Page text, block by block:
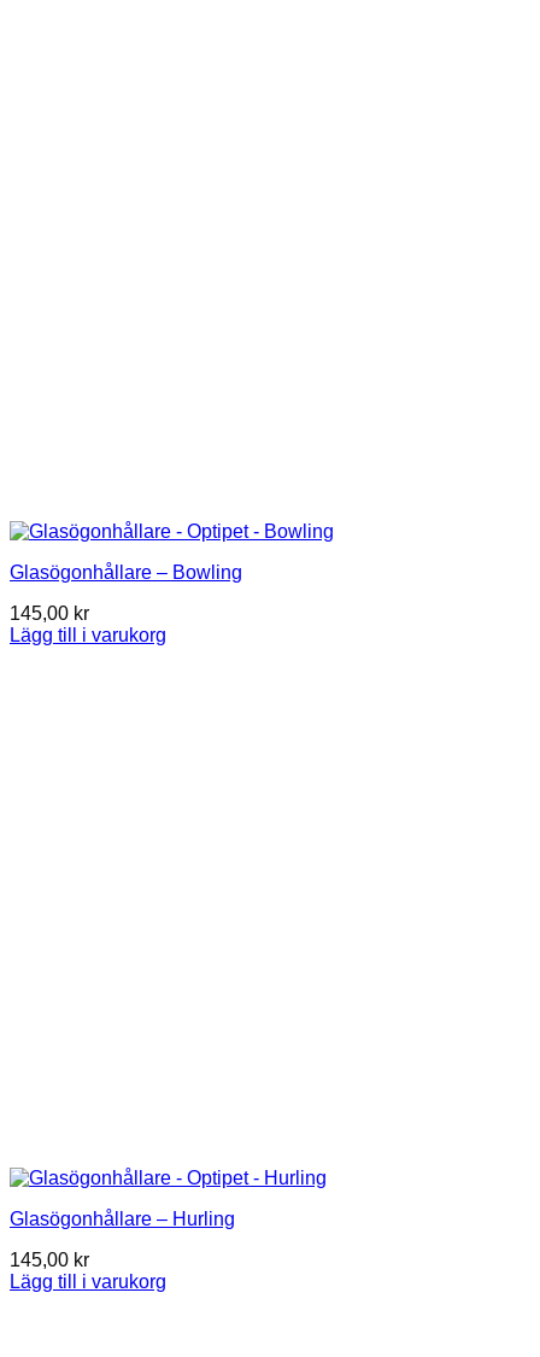
Glasögonhållare – Bowling
145,00 kr
Lägg till i varukorg
Glasögonhållare – Hurling
145,00 kr
Lägg till i varukorg